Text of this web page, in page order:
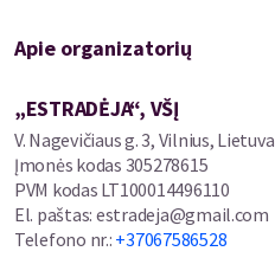
Apie organizatorių
„ESTRADĖJA“, VŠĮ
V. Nagevičiaus g. 3, Vilnius, Lietuva
Įmonės kodas 305278615
PVM kodas LT100014496110
El. paštas: estradeja@gmail.com
Telefono nr.: +37067586528